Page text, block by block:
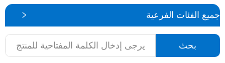
جميع الفئات الفرعية
بحث